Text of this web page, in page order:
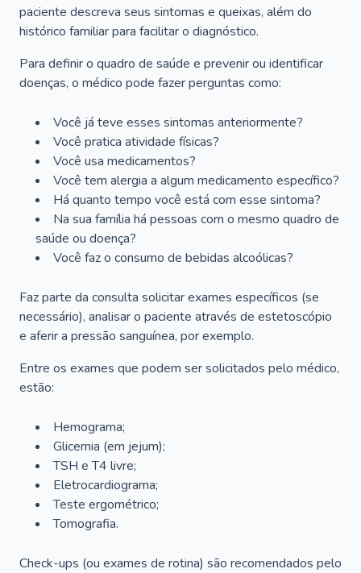
paciente descreva seus sintomas e queixas, além do
histórico familiar para facilitar o diagnóstico.
Para definir o quadro de saúde e prevenir ou identificar
doenças, o médico pode fazer perguntas como:
Você já teve esses sintomas anteriormente?
Você pratica atividade físicas?
Você usa medicamentos?
Você tem alergia a algum medicamento específico?
Há quanto tempo você está com esse sintoma?
Na sua família há pessoas com o mesmo quadro de
saúde ou doença?
Você faz o consumo de bebidas alcoólicas?
Faz parte da consulta solicitar exames específicos (se
necessário), analisar o paciente através de estetoscópio
e aferir a pressão sanguínea, por exemplo.
Entre os exames que podem ser solicitados pelo médico,
estão:
Hemograma;
Glicemia (em jejum);
TSH e T4 livre;
Eletrocardiograma;
Teste ergométrico;
Tomografia.
Check-ups (ou exames de rotina) são recomendados pelo